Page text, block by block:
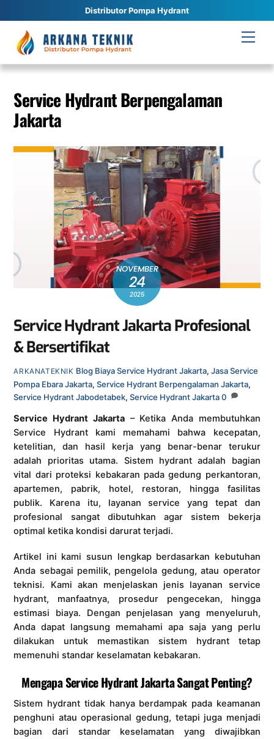
Distributor Pompa Hydrant
content
Service Hydrant Berpengalaman
Jakarta
NOVEMBER
24
2025
Service Hydrant Jakarta Profesional
& Bersertifikat
ARKANATEKNIK Blog Biaya Service Hydrant Jakarta, Jasa Service
Pompa Ebara Jakarta,Service Hydrant Berpengalaman Jakarta,
Service Hydrant Jabodetabek,Service Hydrant Jakarta 0
Service Hydrant Jakarta– Ketika Anda membutuhkan
Service Hydrant kami memahami bahwa kecepatan,
ketelitian, dan hasil kerja yang benar-benar terukur
adalah prioritas utama. Sistem hydrant adalah bagian
vital dari proteksi kebakaran pada gedung perkantoran,
apartemen, pabrik, hotel, restoran, hingga fasilitas
publik. Karena itu, layanan service yang tepat dan
profesional sangat dibutuhkan agar sistem bekerja
optimal ketika kondisi darurat terjadi.
Artikel ini kami susun lengkap berdasarkan kebutuhan
Anda sebagai pemilik, pengelola gedung, atau operator
teknisi. Kami akan menjelaskan jenis layanan service
hydrant, manfaatnya, prosedur pengecekan, hingga
estimasi biaya. Dengan penjelasan yang menyeluruh,
Anda dapat langsung memahami apa saja yang perlu
dilakukan untuk memastikan sistem hydrant tetap
memenuhi standar keselamatan kebakaran.
Mengapa Service Hydrant Jakarta Sangat Penting?
Sistem hydrant tidak hanya berdampak pada keamanan
penghuni atau operasional gedung, tetapi juga menjadi
bagian dari standar keselamatan yang diwajibkan